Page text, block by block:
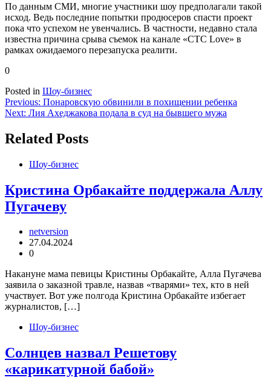
По данным СМИ, многие участники шоу предполагали такой
исход. Ведь последние попытки продюсеров спасти проект
пока что успехом не увенчались. В частности, недавно стала
известна причина срыва съемок на канале «СТС Love» в
рамках ожидаемого перезапуска реалити.
0
Posted in Шоу-бизнес
Навигация
по
записям
Previous: Понаровскую обвинили в похищении ребенка
Next: Лия Ахеджакова подала в суд на бывшего мужа
Related Posts
Шоу-бизнес
Кристина Орбакайте поддержала Аллу
Пугачеву
netversion
27.04.2024
0
Накануне мама певицы Кристины Орбакайте, Алла Пугачева
заявила о заказной травле, назвав «тварями» тех, кто в ней
участвует. Вот уже полгода Кристина Орбакайте избегает
журналистов, […]
Шоу-бизнес
Солнцев назвал Решетову
«карикатурной бабой»